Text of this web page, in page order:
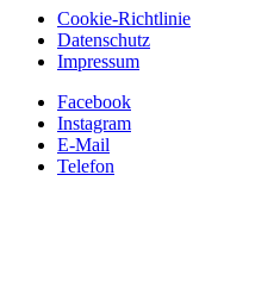
Cookie-Richtlinie
Datenschutz
Impressum
Facebook
Instagram
E-Mail
Telefon